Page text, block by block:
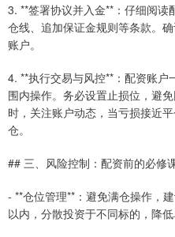
3. **签署协议并入金**：仔细阅
仓线、追加保证金规则等条款。
账户。
4. **执行交易与风控**：配资账
围内操作。务必设置止损位，避
时，关注账户动态，当亏损接近
仓。
## 三、风险控制：配资前的必修
- **仓位管理**：避免满仓操作，
以内，分散投资于不同标的，降低